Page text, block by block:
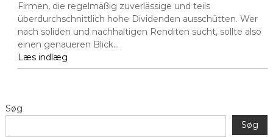
Firmen, die regelmäßig zuverlässige und teils
überdurchschnittlich hohe Dividenden ausschütten. Wer
nach soliden und nachhaltigen Renditen sucht, sollte also
einen genaueren Blick…
Læs indlæg
Søg
Søg